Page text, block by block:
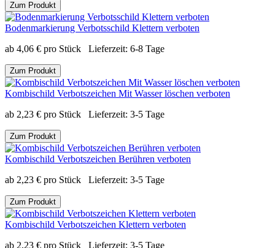
Zum Produkt
Bodenmarkierung Verbotsschild Klettern verboten
ab 4,06 € pro Stück Lieferzeit: 6-8 Tage
Zum Produkt
Kombischild Verbotszeichen Mit Wasser löschen verboten
ab 2,23 € pro Stück Lieferzeit: 3-5 Tage
Zum Produkt
Kombischild Verbotszeichen Berühren verboten
ab 2,23 € pro Stück Lieferzeit: 3-5 Tage
Zum Produkt
Kombischild Verbotszeichen Klettern verboten
ab 2,23 € pro Stück Lieferzeit: 3-5 Tage